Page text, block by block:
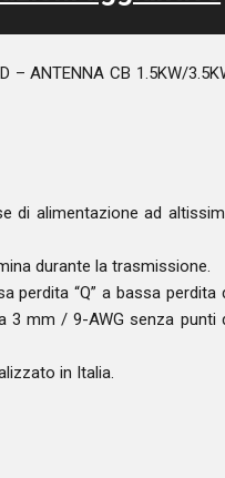
– ANTENNA CB 1.5KW/
di alimentazione ad
durante la trasmissione.
perdita “Q” a bassa perdita
3 mm / 9-AWG senza punti
in Italia.